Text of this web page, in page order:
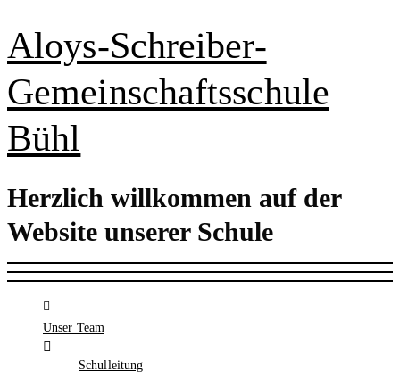
Aloys-Schreiber-
Gemeinschaftsschule
Bühl
Herzlich willkommen auf der
Website unserer Schule
Unser Team
Schulleitung